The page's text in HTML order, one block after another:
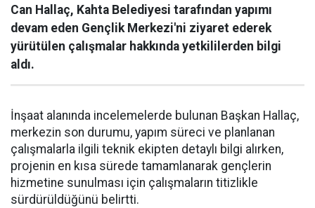
Can Hallaç, Kahta Belediyesi tarafından yapımı
devam eden Gençlik Merkezi'ni ziyaret ederek
yürütülen çalışmalar hakkında yetkililerden bilgi
aldı.
İnşaat alanında incelemelerde bulunan Başkan Hallaç,
merkezin son durumu, yapım süreci ve planlanan
çalışmalarla ilgili teknik ekipten detaylı bilgi alırken,
projenin en kısa sürede tamamlanarak gençlerin
hizmetine sunulması için çalışmaların titizlikle
sürdürüldüğünü belirtti.